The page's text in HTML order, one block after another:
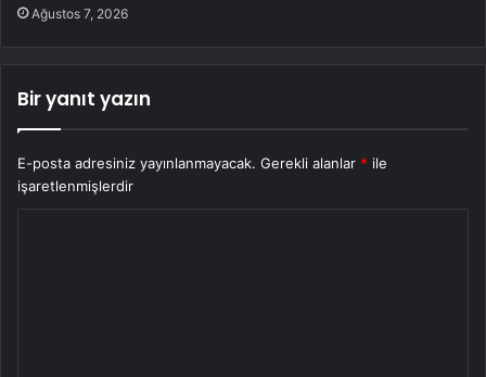
Ağustos 7, 2026
Bir yanıt yazın
E-posta adresiniz yayınlanmayacak. Gerekli alanlar * ile
işaretlenmişlerdir